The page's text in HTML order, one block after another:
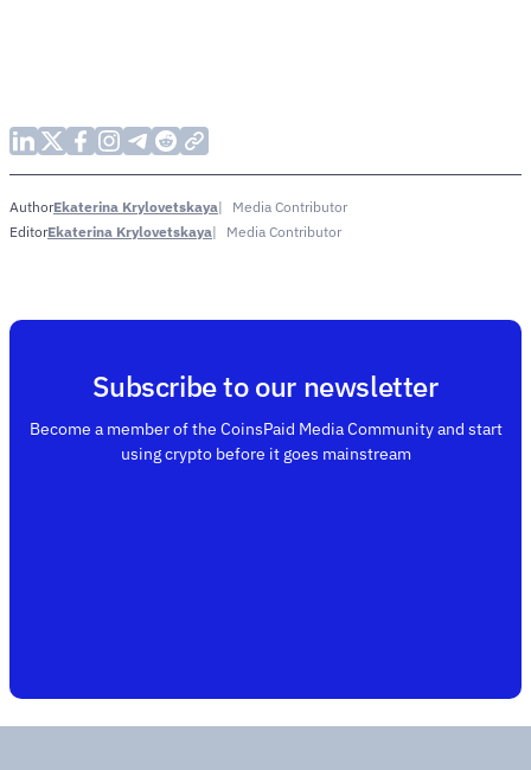
AuthorEkaterina Krylovetskaya
Media Contributor
EditorEkaterina Krylovetskaya Media Contributor
Subscribe to our newsletter
Become a member of the CoinsPaid Media Community and start
using crypto before it goes mainstream